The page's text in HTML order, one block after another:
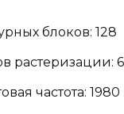
блоков: 128
растеризации:
частота: